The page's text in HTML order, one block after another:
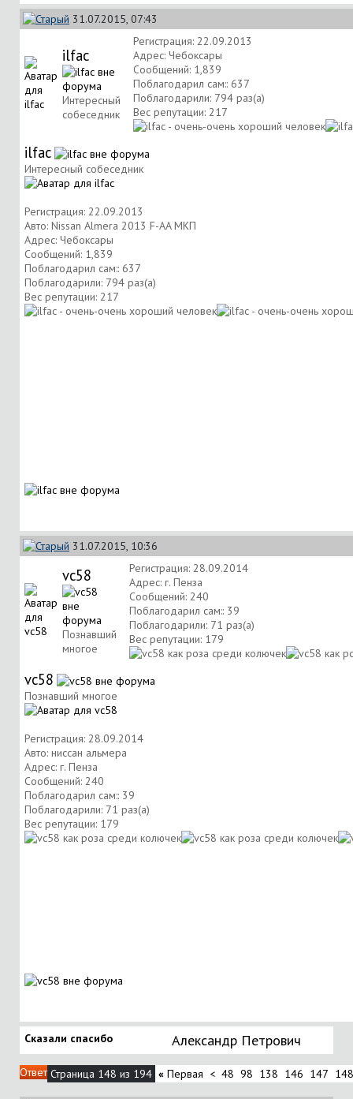
31.07.2015, 07:43
ilfac
Интересный
собеседник
Регистрация: 22.09.2013
Адрес: Чебоксары
Сообщений: 1,839
Поблагодарил сам:: 637
Поблагодарили: 794 раз(а)
Вес репутации: 217
ilfac
Интересный собеседник
Регистрация: 22.09.2013
Авто: Nissan Almera 2013 F-AA МКП
Адрес: Чебоксары
Сообщений: 1,839
Поблагодарил сам:: 637
Поблагодарили: 794 раз(а)
Вес репутации: 217
31.07.2015, 10:36
vc58
Познавший
многое
Регистрация: 28.09.2014
Адрес: г. Пенза
Сообщений: 240
Поблагодарил сам:: 39
Поблагодарили: 71 раз(а)
Вес репутации: 179
vc58
Познавший многое
Регистрация: 28.09.2014
Авто: ниссан альмера
Адрес: г. Пенза
Сообщений: 240
Поблагодарил сам:: 39
Поблагодарили: 71 раз(а)
Вес репутации: 179
Сказали спасибо Александр Петрович
Ответ Страница 148 из 194 « Первая < 48 98 138 146 147 148